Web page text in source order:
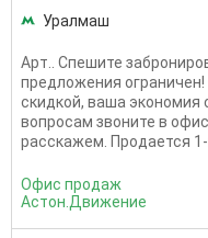
Уралмаш
Apт.. Спешите
предложения
скидкой, ваша экономия
вопросам звоните в
расскажем. Продается 1-
Офис продаж
Астон.Движение